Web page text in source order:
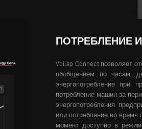
ПОТРЕБЛЕНИЕ
Voilàp Connect позволяет
обобщением по часам,
энергопотребление при
потребление машин за
энергопотребления
или потребление во время
момент доступно в